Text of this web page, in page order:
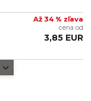
Až 34 % zľava
cena od
3,85 EUR